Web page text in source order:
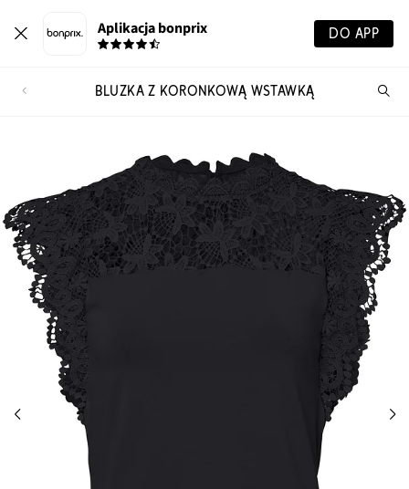
Aplikacja bonprix DO APP
BLUZKA Z KORONKOWĄ WSTAWKĄ